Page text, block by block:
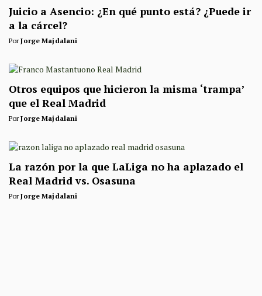
Juicio a Asencio: ¿En qué punto está? ¿Puede ir
a la cárcel?
PorJorge Majdalani
Otros equipos que hicieron la misma ‘trampa’
que el Real Madrid
PorJorge Majdalani
La razón por la que LaLiga no ha aplazado el
Real Madrid vs. Osasuna
PorJorge Majdalani